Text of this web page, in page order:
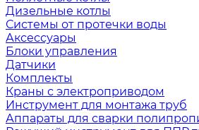
Дизельные котлы
Системы от протечки воды
Аксессуары
Блоки управления
Датчики
Комплекты
Краны с электроприводом
Инструмент для монтажа труб
Аппараты для сварки